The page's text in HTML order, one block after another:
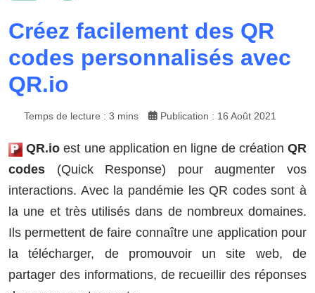
Créez facilement des QR
codes personnalisés avec
QR.io
Temps de lecture : 3 mins Publication : 16 Août 2021
QR.io est une application en ligne de créationQR
codes (Quick Response) pour augmenter vos
interactions. Avec la pandémie les QR codes sont à
la une et très utilisés dans de nombreux domaines.
Ils permettent de faire connaître une application pour
la télécharger, de promouvoir un site web, de
partager des informations, de recueillir des réponses